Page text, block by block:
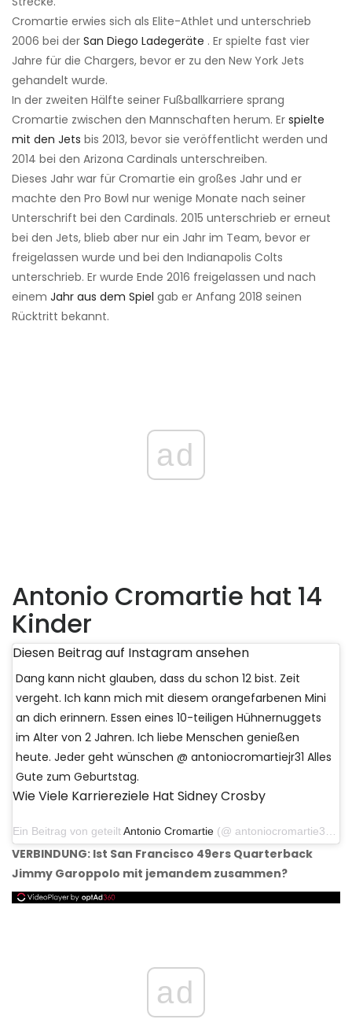
Cromartie erwies sich als Elite-Athlet und unterschrieb
2006 bei der San Diego Ladegeräte . Er spielte fast vier
Jahre für die Chargers, bevor er zu den New York Jets
gehandelt wurde.
In der zweiten Hälfte seiner Fußballkarriere sprang
Cromartie zwischen den Mannschaften herum. Er spielte
mit den Jets bis 2013, bevor sie veröffentlicht werden und
2014 bei den Arizona Cardinals unterschreiben.
Dieses Jahr war für Cromartie ein großes Jahr und er
machte den Pro Bowl nur wenige Monate nach seiner
Unterschrift bei den Cardinals. 2015 unterschrieb er erneut
bei den Jets, blieb aber nur ein Jahr im Team, bevor er
freigelassen wurde und bei den Indianapolis Colts
unterschrieb. Er wurde Ende 2016 freigelassen und nach
einem Jahr aus dem Spiel gab er Anfang 2018 seinen
Rücktritt bekannt.
ad
Antonio Cromartie hat 14
Kinder
Diesen Beitrag auf Instagram ansehen
Dang kann nicht glauben, dass du schon 12 bist. Zeit
vergeht. Ich kann mich mit diesem orangefarbenen Mini
an dich erinnern. Essen eines 10-teiligen Hühnernuggets
im Alter von 2 Jahren. Ich liebe Menschen genießen
heute. Jeder geht wünschen @ antoniocromartiejr31 Alles
Gute zum Geburtstag.
Wie Viele Karriereziele Hat Sidney Crosby
Ein Beitrag von geteiltAntonio Cromartie (@ antoniocromartie31) am 25. Juli 2019 um 05:44 Uhr PDT
VERBINDUNG: Ist San Francisco 49ers Quarterback
Jimmy Garoppolo mit jemandem zusammen?
ad